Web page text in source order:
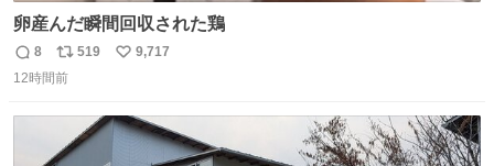
卵産んだ瞬間回収された鶏
返
信
8
リ
ポ
数
519
い
数
9,717
12時間前